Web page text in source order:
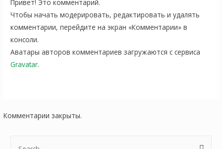
Привет! Это комментарий.
Чтобы начать модерировать, редактировать и удалять
комментарии, перейдите на экран «Комментарии» в
консоли.
Аватары авторов комментариев загружаются с сервиса
Gravatar.
Комментарии закрыты.